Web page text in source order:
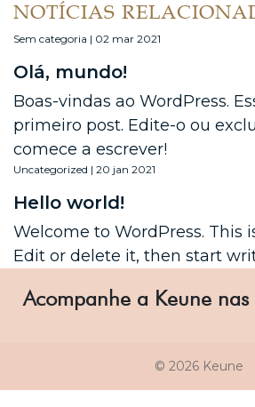
NOTÍCIAS
Sem categoria | 02 mar 2021
Olá, mundo!
Boas-vindas ao WordPress.
primeiro post. Edite-o ou
comece a escrever!
Uncategorized | 20 jan 2021
Hello world!
Welcome to WordPress. This
Edit or delete it, then start
Acompanhe a Keune nas
© 2026 Keune